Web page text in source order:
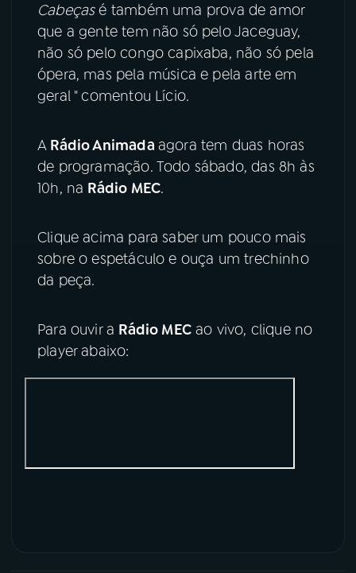
Cabeçasé também uma prova de amor
que a gente tem não só pelo Jaceguay,
não só pelo congo capixaba, não só pela
ópera, mas pela música e pela arte em
geral " comentou Lício.
A Rádio Animada agora tem duas horas
de programação. Todo sábado, das 8h às
10h, na Rádio MEC.
Clique acima para saber um pouco mais
sobre o espetáculo e ouça um trechinho
da peça.
Para ouvir a Rádio MECao vivo, clique no
player abaixo: